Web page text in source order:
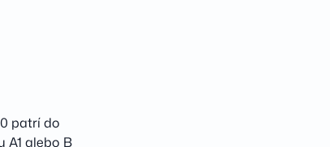
patrí do
A1 alebo B